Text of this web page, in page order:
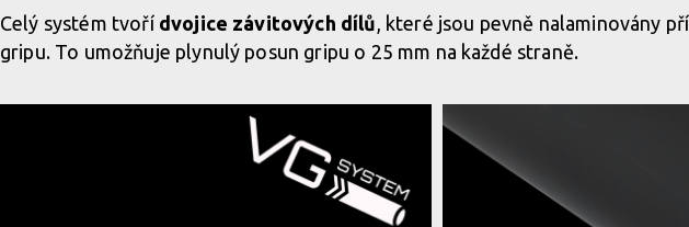
Celý systém tvoří dvojice závitových dílů, které jsou pevně nalaminovány
gripu. To umožňuje plynulý posun gripu o 25 mm na každé straně.